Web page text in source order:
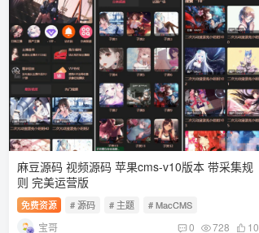
麻豆源码 视频源码 苹果cms-v10版本 带采集规
则 完美运营版
免费资源 # 源码 # 主题 # MacCMS
宝哥 0 728 10